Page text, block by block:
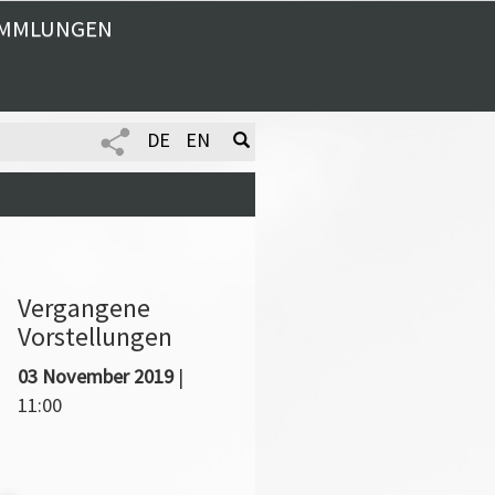
DE EN
Vergangene
Vorstellungen
03 November 2019|
11:00